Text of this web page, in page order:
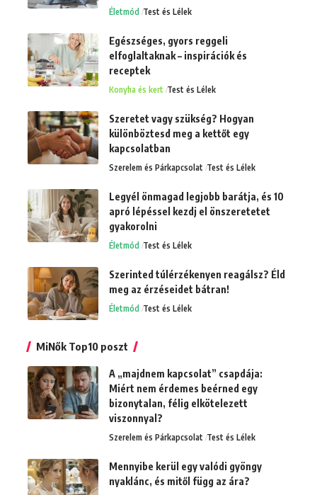
Életmód Test és Lélek
Egészséges, gyors reggeli
elfoglaltaknak – inspirációk és
receptek
Konyha és kert Test és Lélek
Szeretet vagy szükség? Hogyan
különböztesd meg a kettőt egy
kapcsolatban
Szerelem és Párkapcsolat Test és Lélek
Legyél önmagad legjobb barátja, és 10
apró lépéssel kezdj el önszeretetet
gyakorolni
Életmód Test és Lélek
Szerinted túlérzékenyen reagálsz? Éld
meg az érzéseidet bátran!
Életmód Test és Lélek
MiNők Top10 poszt
A „majdnem kapcsolat” csapdája:
Miért nem érdemes beérned egy
bizonytalan, félig elkötelezett
viszonnyal?
Szerelem és Párkapcsolat Test és Lélek
Mennyibe kerül egy valódi gyöngy
nyaklánc, és mitől függ az ára?